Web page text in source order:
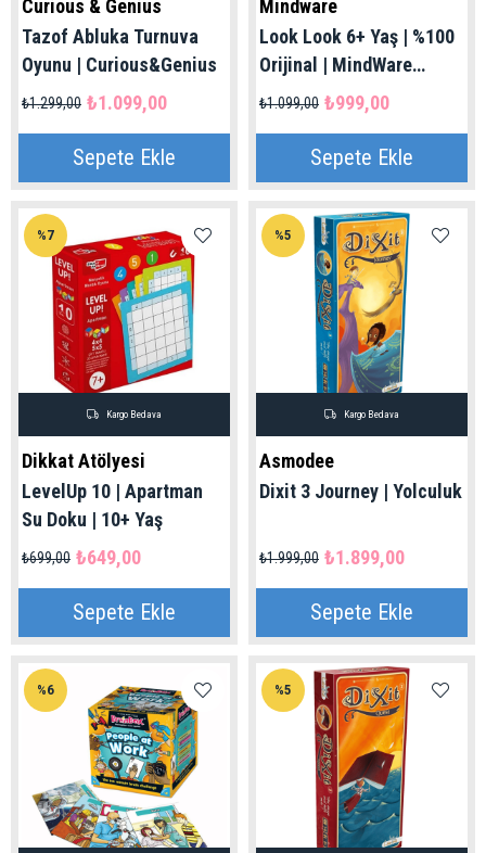
Curious & Genius
Tazof Abluka Turnuva
Oyunu | Curious&Genius
₺1.099,00
₺1.299,00
Sepete Ekle
Mindware
Look Look 6+ Yaş | %100
Orijinal | MindWare
Marka
₺999,00
₺1.099,00
Sepete Ekle
Dikkat Atölyesi
LevelUp 10 | Apartman
Su Doku | 10+ Yaş
₺649,00
₺699,00
Sepete Ekle
%7
Kargo Bedava
Asmodee
Dixit 3 Journey | Yolculuk
₺1.899,00
₺1.999,00
Sepete Ekle
%5
Kargo Bedava
%6 %5